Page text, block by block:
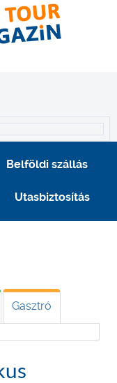
Belföldi szállás
Utasbiztosítás
Gasztró